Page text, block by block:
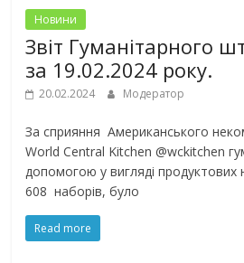
Новини
Звіт Гуманітарного
за 19.02.2024 року.
20.02.2024 Модератор
За сприяння Американського
World Central Kitchen @wckitchen
допомогою у вигляді продуктових
608 наборів, було
Read more